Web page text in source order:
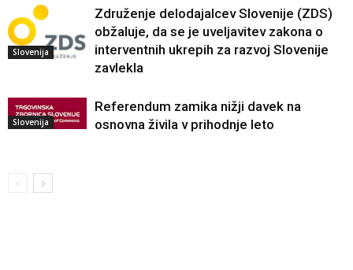
Slovenija
Združenje delodajalcev Slovenije (ZDS)
obžaluje, da se je uveljavitev zakona o
interventnih ukrepih za razvoj Slovenije
zavlekla
Slovenija
Referendum zamika nižji davek na
osnovna živila v prihodnje leto